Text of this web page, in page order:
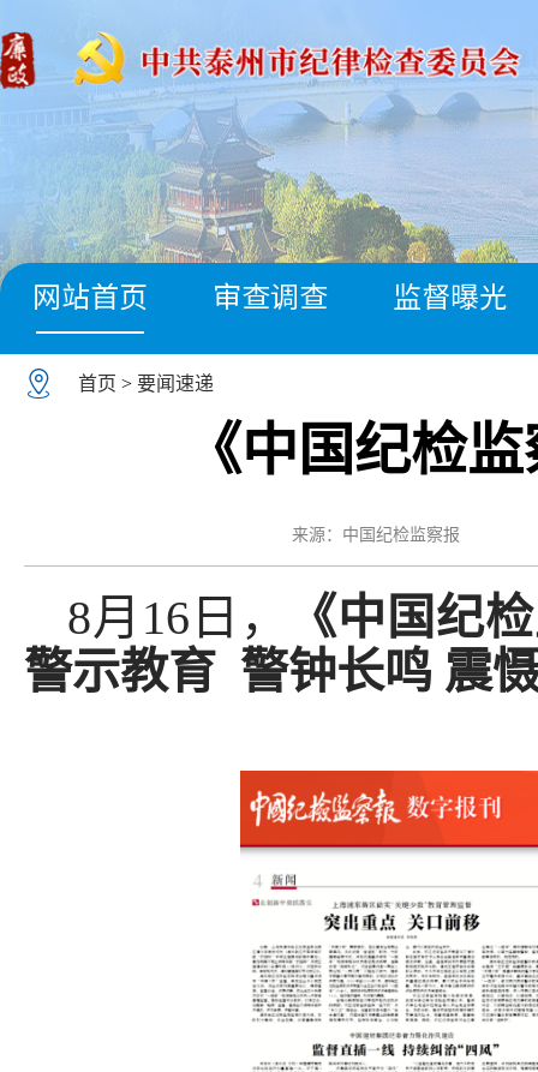
网站首页 审查调查 监督曝光
首页 > 要闻速递
《中国纪检
来源：中国纪检监察报
8月16日，
《中国纪
警示教育 警钟长鸣 震